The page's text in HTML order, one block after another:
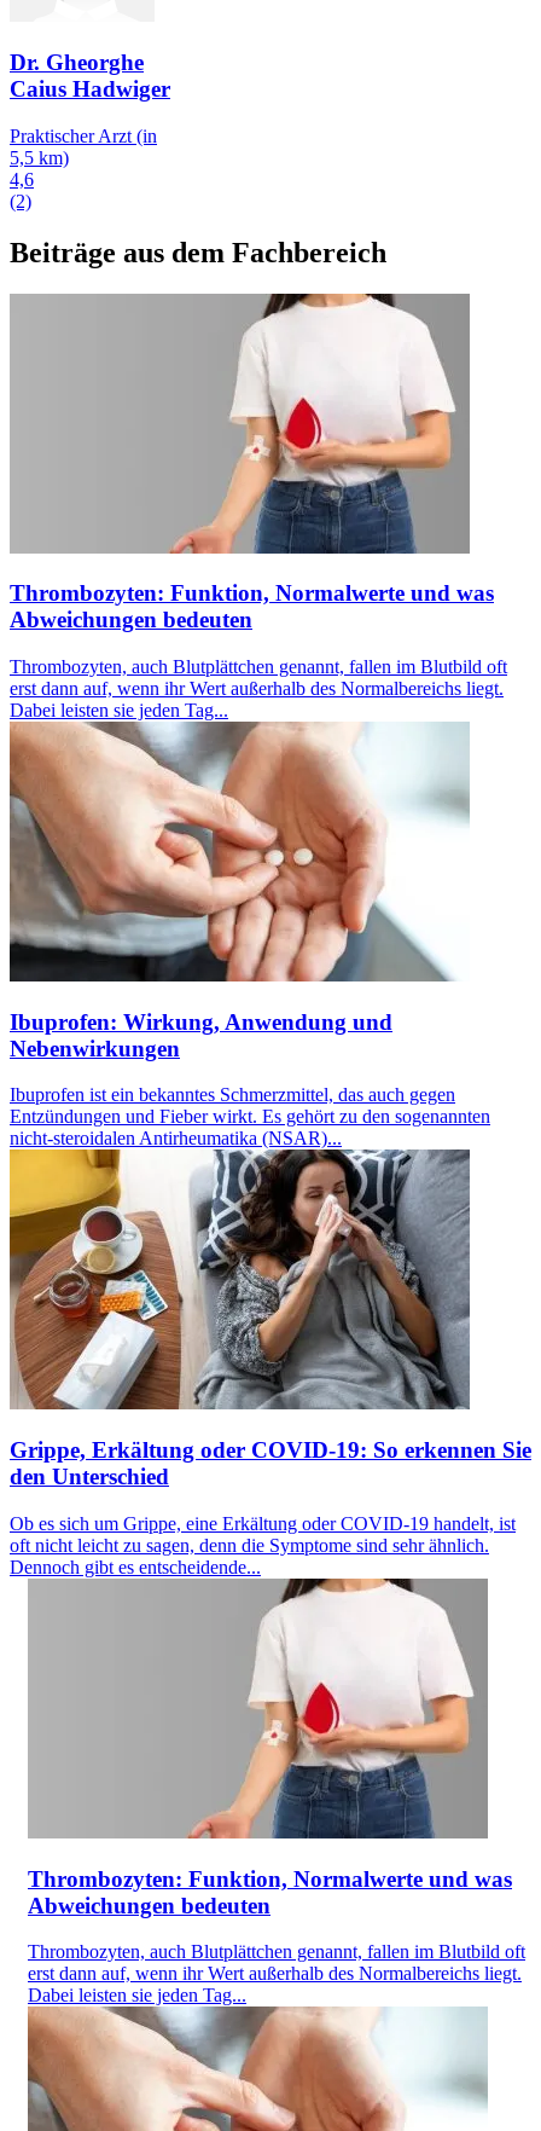
Dr. Gheorghe
Caius Hadwiger
Praktischer Arzt (in
5,5 km)
4,6
(2)
Beiträge aus dem Fachbereich
Thrombozyten: Funktion, Normalwerte und was
Abweichungen bedeuten
Thrombozyten, auch Blutplättchen genannt, fallen im Blutbild oft
erst dann auf, wenn ihr Wert außerhalb des Normalbereichs liegt.
Dabei leisten sie jeden Tag...
Ibuprofen: Wirkung, Anwendung und
Nebenwirkungen
Ibuprofen ist ein bekanntes Schmerzmittel, das auch gegen
Entzündungen und Fieber wirkt. Es gehört zu den sogenannten
nicht-steroidalen Antirheumatika (NSAR)...
Grippe, Erkältung oder COVID-19: So erkennen Sie
den Unterschied
Ob es sich um Grippe, eine Erkältung oder COVID-19 handelt, ist
oft nicht leicht zu sagen, denn die Symptome sind sehr ähnlich.
Dennoch gibt es entscheidende...
Thrombozyten: Funktion, Normalwerte und was
Abweichungen bedeuten
Thrombozyten, auch Blutplättchen genannt, fallen im Blutbild oft
erst dann auf, wenn ihr Wert außerhalb des Normalbereichs liegt.
Dabei leisten sie jeden Tag...